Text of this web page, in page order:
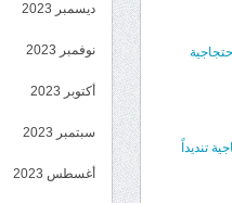
تنديداً
ديسمبر 2023
نوفمبر 2023
أكتوبر 2023
سبتمبر 2023
أغسطس 2023